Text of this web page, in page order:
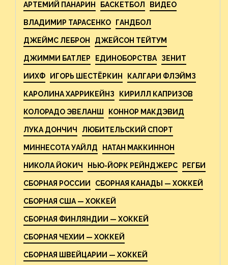
АРТЕМИЙ ПАНАРИН БАСКЕТБОЛ ВИДЕО
ВЛАДИМИР ТАРАСЕНКО ГАНДБОЛ
ДЖЕЙМС ЛЕБРОН ДЖЕЙСОН ТЕЙТУМ
ДЖИММИ БАТЛЕР ЕДИНОБОРСТВА ЗЕНИТ
ИИХФ ИГОРЬ ШЕСТЁРКИН КАЛГАРИ ФЛЭЙМЗ
КАРОЛИНА ХАРРИКЕЙНЗ КИРИЛЛ КАПРИЗОВ
КОЛОРАДО ЭВЕЛАНШ КОННОР МАКДЭВИД
ЛУКА ДОНЧИЧ ЛЮБИТЕЛЬСКИЙ СПОРТ
МИННЕСОТА УАЙЛД НАТАН МАККИННОН
НИКОЛА ЙОКИЧ НЬЮ-ЙОРК РЕЙНДЖЕРС РЕГБИ
СБОРНАЯ РОССИИ СБОРНАЯ КАНАДЫ — ХОККЕЙ
СБОРНАЯ США — ХОККЕЙ
СБОРНАЯ ФИНЛЯНДИИ — ХОККЕЙ
СБОРНАЯ ЧЕХИИ — ХОККЕЙ
СБОРНАЯ ШВЕЙЦАРИИ — ХОККЕЙ